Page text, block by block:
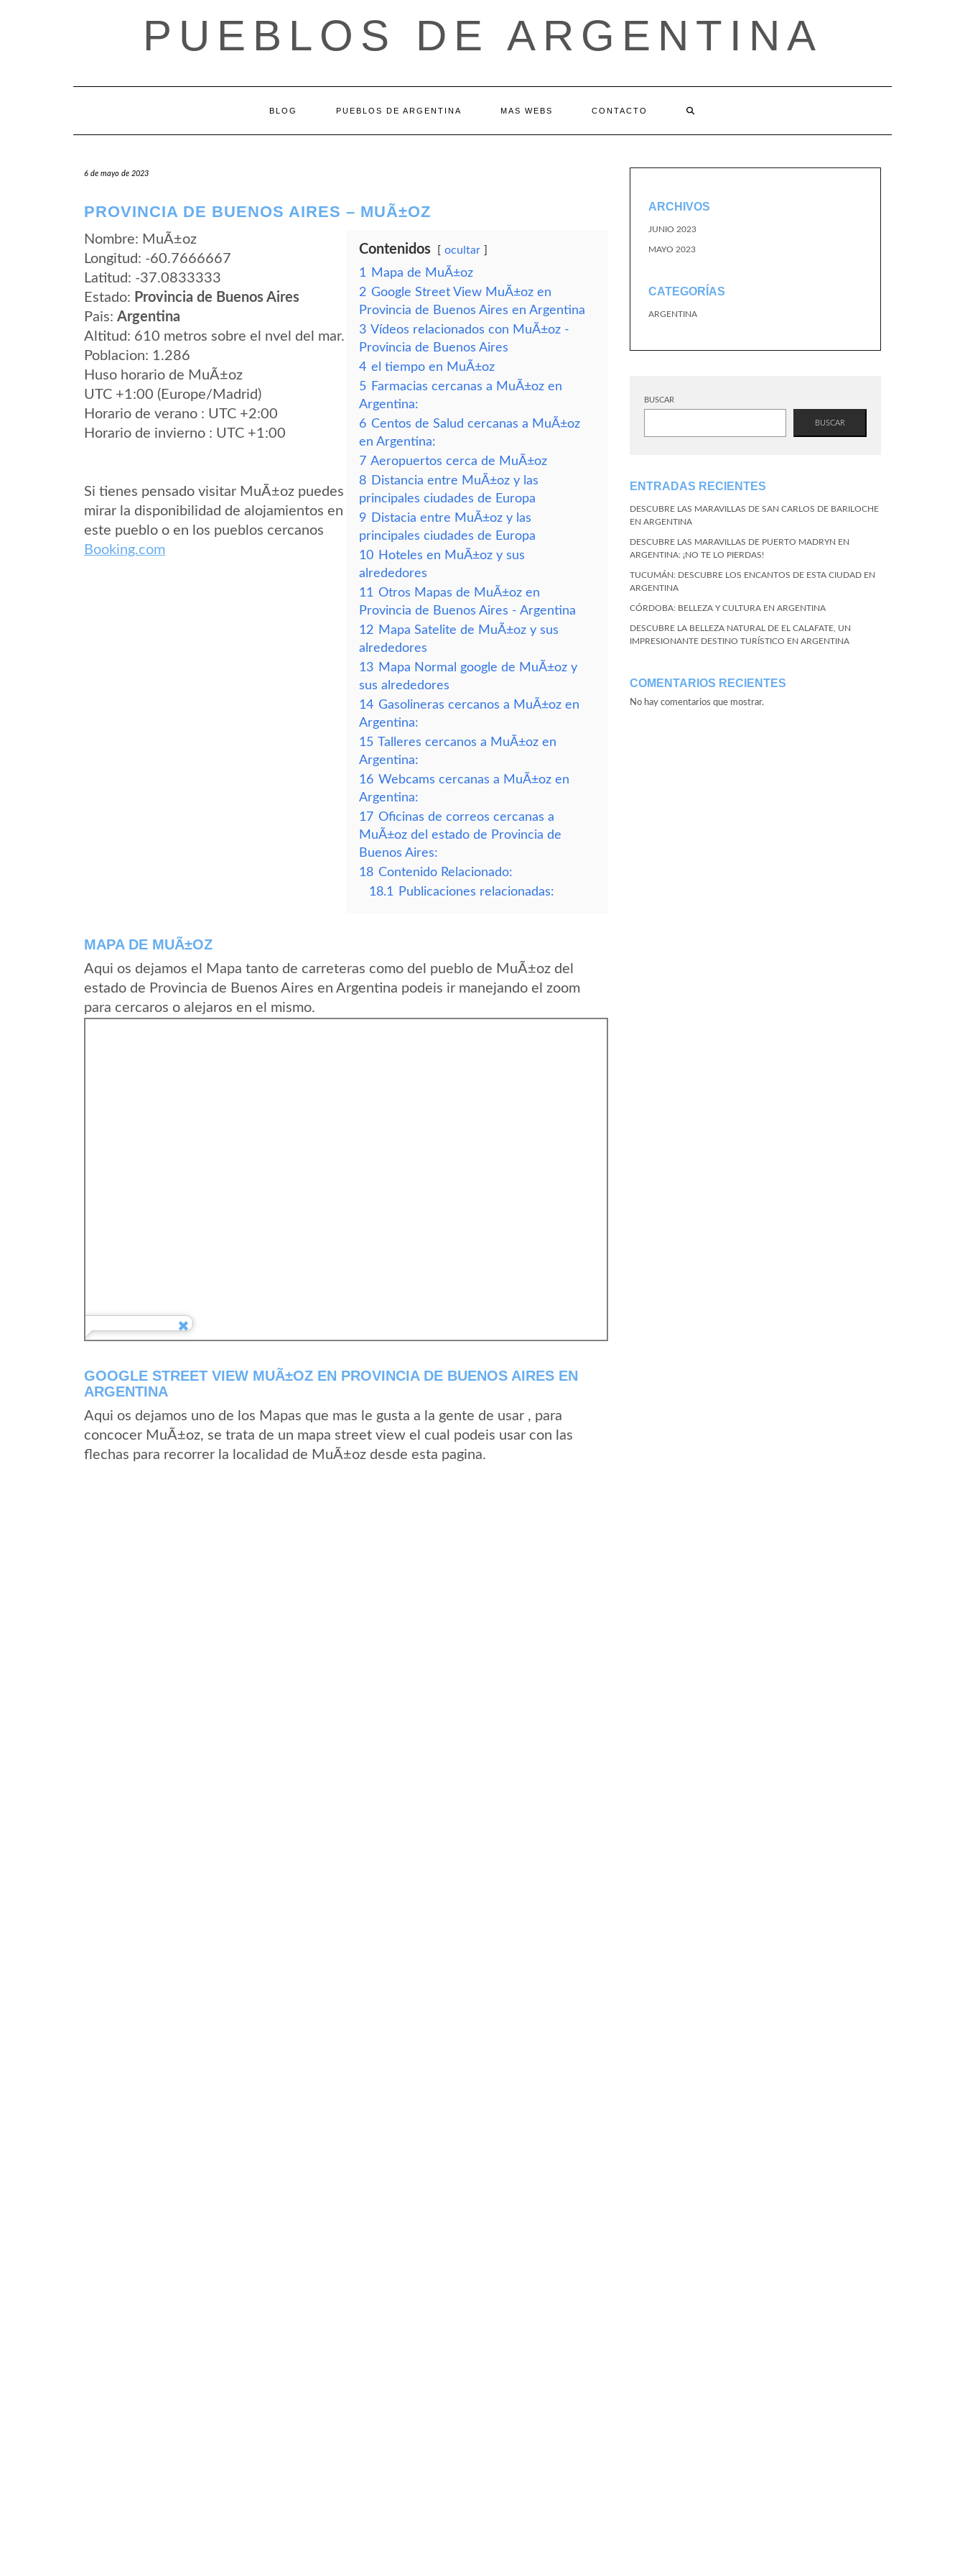
PUEBLOS DE ARGENTINA
BLOG PUEBLOS DE ARGENTINA MAS WEBS CONTACTO
6 de mayo de 2023
PROVINCIA DE BUENOS AIRES – MUÃ±OZ
Nombre: MuÃ±oz
Longitud: -60.7666667
Latitud: -37.0833333
Estado: Provincia de Buenos Aires
Pais: Argentina
Altitud: 610 metros sobre el nvel del mar.
Poblacion: 1.286
Huso horario de MuÃ±oz
UTC +1:00 (Europe/Madrid)
Horario de verano : UTC +2:00
Horario de invierno : UTC +1:00
Si tienes pensado visitar MuÃ±oz puedes
mirar la disponibilidad de alojamientos en
este pueblo o en los pueblos cercanos
Booking.com
Contenidos ocultar
1
Mapa de MuÃ±oz
2 Google Street View MuÃ±oz en
Provincia de Buenos Aires en Argentina
3 Vídeos relacionados con MuÃ±oz -
Provincia de Buenos Aires
4 el tiempo en MuÃ±oz
5 Farmacias cercanas a MuÃ±oz en
Argentina:
6 Centos de Salud cercanas a MuÃ±oz
en Argentina:
7 Aeropuertos cerca de MuÃ±oz
8 Distancia entre MuÃ±oz y las
principales ciudades de Europa
9 Distacia entre MuÃ±oz y las
principales ciudades de Europa
10 Hoteles en MuÃ±oz y sus
alrededores
11 Otros Mapas de MuÃ±oz en
Provincia de Buenos Aires - Argentina
12 Mapa Satelite de MuÃ±oz y sus
alrededores
13 Mapa Normal google de MuÃ±oz y
sus alrededores
14 Gasolineras cercanos a MuÃ±oz en
Argentina:
15 Talleres cercanos a MuÃ±oz en
Argentina:
16 Webcams cercanas a MuÃ±oz en
Argentina:
17 Oficinas de correos cercanas a
MuÃ±oz del estado de Provincia de
Buenos Aires:
18 Contenido Relacionado:
18.1
Publicaciones relacionadas:
MAPA DE MUÃ±OZ
Aqui os dejamos el Mapa tanto de carreteras como del pueblo de MuÃ±oz del
estado de Provincia de Buenos Aires en Argentina podeis ir manejando el zoom
para cercaros o alejaros en el mismo.
GOOGLE STREET VIEW MUÃ±OZ EN PROVINCIA DE BUENOS AIRES EN
ARGENTINA
Aqui os dejamos uno de los Mapas que mas le gusta a la gente de usar , para
concocer MuÃ±oz, se trata de un mapa street view el cual podeis usar con las
flechas para recorrer la localidad de MuÃ±oz desde esta pagina.
ARCHIVOS
JUNIO 2023
MAYO 2023
CATEGORÍAS
ARGENTINA
BUSCAR
BUSCAR
ENTRADAS RECIENTES
DESCUBRE LAS MARAVILLAS DE SAN CARLOS DE BARILOCHE
EN ARGENTINA
DESCUBRE LAS MARAVILLAS DE PUERTO MADRYN EN
ARGENTINA: ¡NO TE LO PIERDAS!
TUCUMÁN: DESCUBRE LOS ENCANTOS DE ESTA CIUDAD EN
ARGENTINA
CÓRDOBA: BELLEZA Y CULTURA EN ARGENTINA
DESCUBRE LA BELLEZA NATURAL DE EL CALAFATE, UN
IMPRESIONANTE DESTINO TURÍSTICO EN ARGENTINA
COMENTARIOS RECIENTES
No hay comentarios que mostrar.